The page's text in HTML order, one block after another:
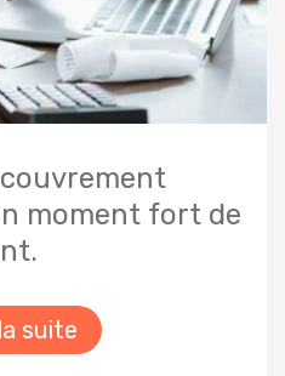
moment fort de
suite